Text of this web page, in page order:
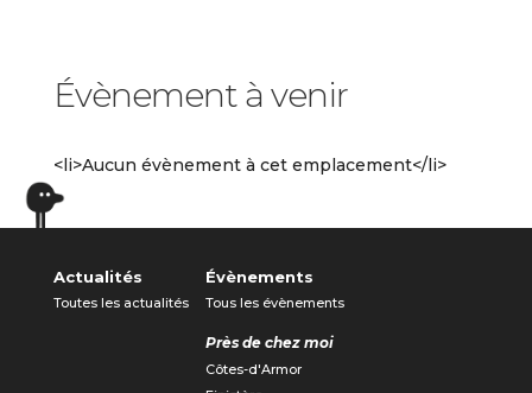
Évènement à venir
<li>Aucun évènement à cet emplacement</li>
Actualités
Toutes les actualités
Évènements
Tous les évènements
Près de chez moi
Côtes-d'Armor